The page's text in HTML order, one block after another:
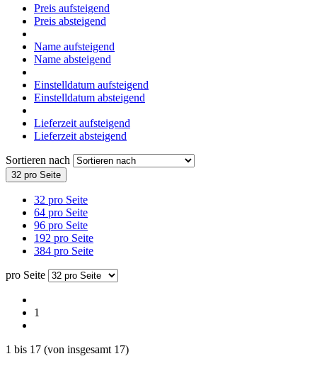
Preis aufsteigend
Preis absteigend
Name aufsteigend
Name absteigend
Einstelldatum aufsteigend
Einstelldatum absteigend
Lieferzeit aufsteigend
Lieferzeit absteigend
Sortieren nach
32 pro Seite
32 pro Seite
64 pro Seite
96 pro Seite
192 pro Seite
384 pro Seite
pro Seite
1
1 bis 17 (von insgesamt 17)